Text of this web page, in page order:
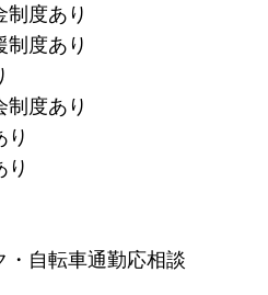
制度あり
制度あり
制度あり
り
り
自転車通勤応相談